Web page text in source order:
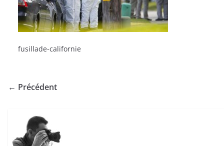
fusillade-californie
← Précédent